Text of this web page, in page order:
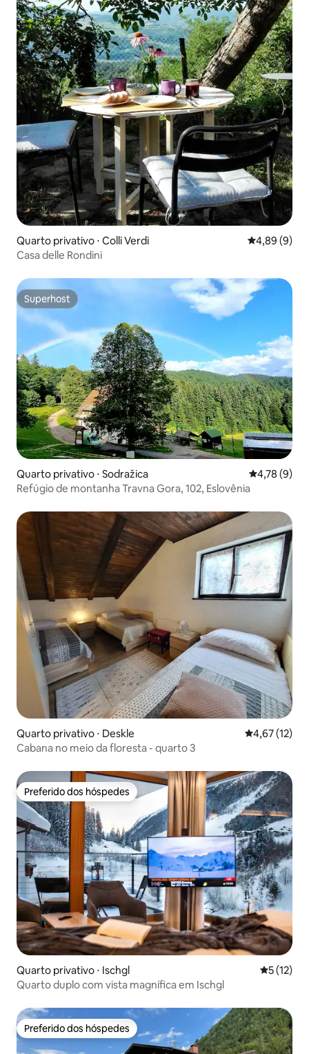
Quarto privativo ⋅ Colli Verdi 4,89 de uma
4,89 (9)
Casa delle Rondini
Superhost
Superhost
Quarto privativo ⋅ Sodražica 4,78 de
4,78 (9)
Refúgio de montanha Travna Gora, 102, Eslovênia
Quarto privativo ⋅ Deskle 4,67 de uma
4,67 (12)
Cabana no meio da floresta - quarto 3
Preferido dos hóspedes
Preferido dos hóspedes
Quarto privativo ⋅ Ischgl 5 de uma
5 (12)
Quarto duplo com vista magnífica em Ischgl
Preferido dos hóspedes
Preferido dos hóspedes